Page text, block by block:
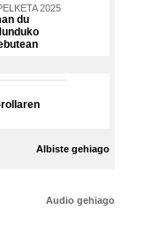
2025
du
Albiste gehiago
Audio gehiago